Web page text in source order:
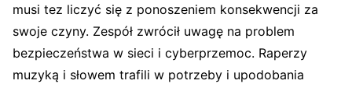
musi tez liczyć się z ponoszeniem konsekwencji za
swoje czyny. Zespół zwrócił uwagę na problem
bezpieczeństwa w sieci i cyberprzemoc. Raperzy
muzyką i słowem trafili w potrzeby i upodobania